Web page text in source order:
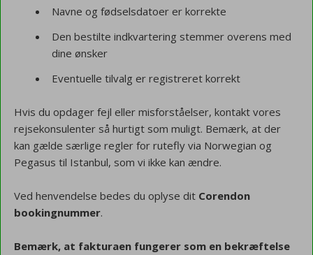
Navne og fødselsdatoer er korrekte
Den bestilte indkvartering stemmer overens med
dine ønsker
Eventuelle tilvalg er registreret korrekt
Hvis du opdager fejl eller misforståelser, kontakt vores
rejsekonsulenter så hurtigt som muligt. Bemærk, at der
kan gælde særlige regler for rutefly via Norwegian og
Pegasus til Istanbul, som vi ikke kan ændre.
Ved henvendelse bedes du oplyse dit Corendon
bookingnummer.
Bemærk, at fakturaen fungerer som en bekræftelse